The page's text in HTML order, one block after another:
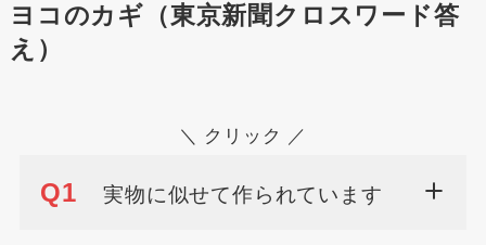
ヨコのカギ（東京新聞クロスワード答
え）
＼ クリック ／
Q1 実物に似せて作られています